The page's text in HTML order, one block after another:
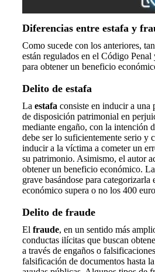
Diferencias entre estafa y
Como sucede con los anteriores,
están regulados en el Código
para obtener un beneficio
Delito de estafa
La estafa consiste en inducir a una
de disposición patrimonial en
mediante engaño, con la intención
debe ser lo suficientemente serio y
inducir a la víctima a cometer un
su patrimonio. Asimismo, el autor
obtener un beneficio económico.
grave basándose para
económico supera o no los 400
Delito de fraude
El fraude, en un sentido más
conductas ilícitas que buscan
a través de engaños o
falsificación de documentos hasta